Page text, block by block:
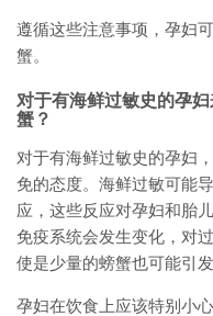
遵循这些注意事项，孕妇
蟹。
对于有海鲜过敏史的孕
蟹？
对于有海鲜过敏史的孕妇
免的态度。海鲜过敏可能
应，这些反应对孕妇和胎
免疫系统会发生变化，对
使是少量的螃蟹也可能引发
孕妇在饮食上应该特别小